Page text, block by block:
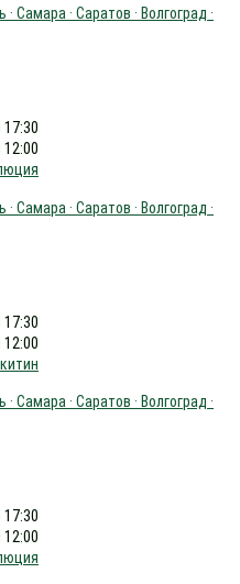
Самара · Саратов · Волгоград ·
17:30
12:00
Самара · Саратов · Волгоград ·
17:30
12:00
Самара · Саратов · Волгоград ·
17:30
12:00